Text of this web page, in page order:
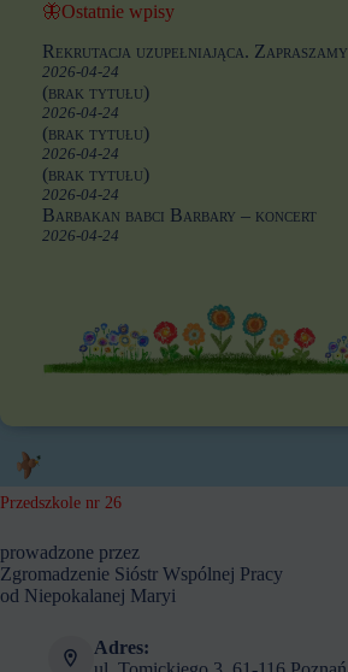
🦋Ostatnie wpisy
Rekrutacja uzupełniająca. Zapraszamy
2026-04-24
(brak tytułu)
2026-04-24
(brak tytułu)
2026-04-24
(brak tytułu)
2026-04-24
Barbakan babci Barbary – koncert
2026-04-24
Przedszkole nr 26
prowadzone przez
Zgromadzenie Sióstr Wspólnej Pracy
od Niepokalanej Maryi
Adres: